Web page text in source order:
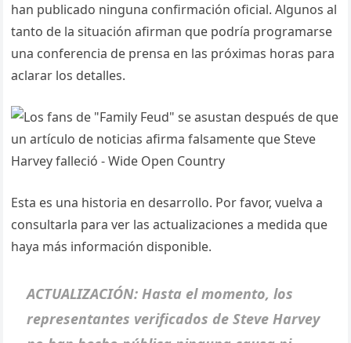
han publicado ninguna confirmación oficial. Algunos al
tanto de la situación afirman que podría programarse
una conferencia de prensa en las próximas horas para
aclarar los detalles.
Esta es una historia en desarrollo. Por favor, vuelva a
consultarla para ver las actualizaciones a medida que
haya más información disponible.
ACTUALIZACIÓN: Hasta el momento, los
representantes verificados de Steve Harvey